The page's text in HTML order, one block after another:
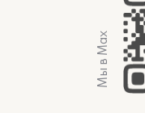
Мы в Max